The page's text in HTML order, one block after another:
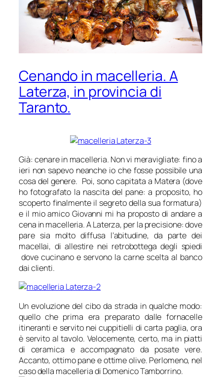
Cenando in macelleria. A
Laterza, in provincia di
Taranto.
Già: cenare in macelleria. Non vi meravigliate: fino a
ieri non sapevo neanche io che fosse possibile una
cosa del genere. Poi, sono capitata a Matera (dove
ho fotografato la nascita del pane: a proposito, ho
scoperto finalmente il segreto della sua formatura)
e il mio amico Giovanni mi ha proposto di andare a
cena in macelleria. A Laterza, per la precisione: dove
pare sia molto diffusa l’abitudine, da parte dei
macellai, di allestire nei retrobottega degli spiedi
dove cucinano e servono la carne scelta al banco
dai clienti.
Un evoluzione del cibo da strada in qualche modo:
quello che prima era preparato dalle fornacelle
itineranti e servito nei cuppitielli di carta paglia, ora
è servito al tavolo. Velocemente, certo, ma in piatti
di ceramica e accompagnato da posate vere.
Accanto, ottimo pane e ottime olive. Perlomeno, nel
caso della macelleria di Domenico Tamborrino.